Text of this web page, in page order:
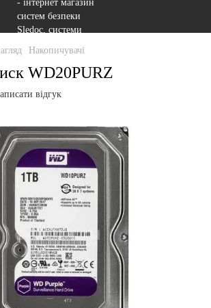
Накопичувачі
WD20PURZ
відгук